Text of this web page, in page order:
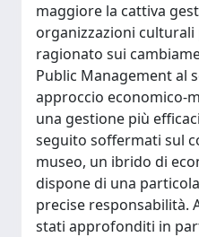
maggiore la cattiva
organizzazioni culturali
ragionato sui
Public Management al
approccio economico-
una gestione più
seguito soffermati sul
museo, un ibrido di
dispone di una
precise responsabilità.
stati approfonditi in